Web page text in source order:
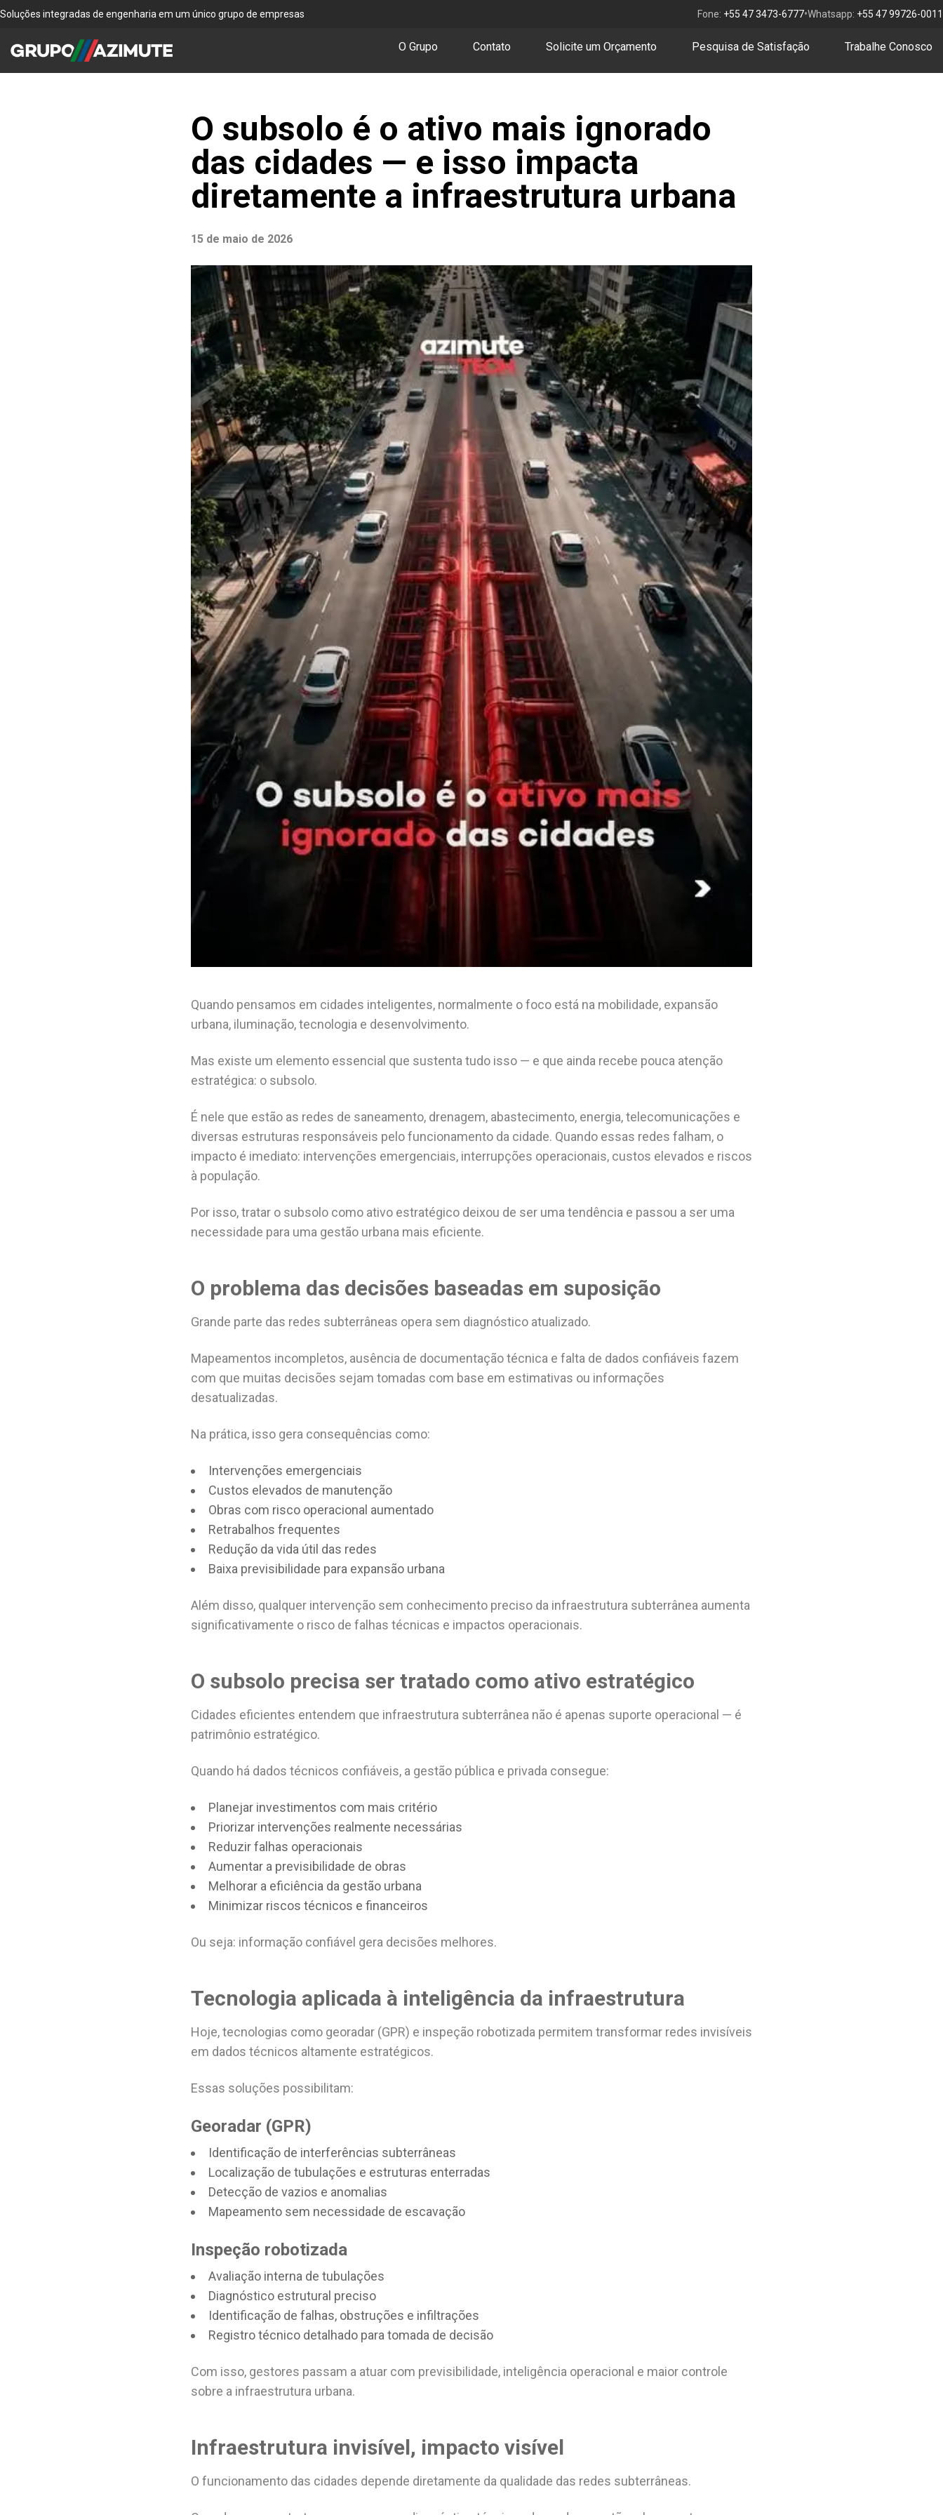
Soluções integradas de engenharia em um único grupo de empresas Fone: +55 47 3473-6777•Whatsapp: +55 47 99726-0011
O Grupo Contato Solicite um Orçamento Pesquisa de Satisfação Trabalhe Conosco
O subsolo é o ativo mais ignorado
das cidades — e isso impacta
diretamente a infraestrutura urbana
15 de maio de 2026
Quando pensamos em cidades inteligentes, normalmente o foco está na mobilidade, expansão
urbana, iluminação, tecnologia e desenvolvimento.
Mas existe um elemento essencial que sustenta tudo isso — e que ainda recebe pouca atenção
estratégica: o subsolo.
É nele que estão as redes de saneamento, drenagem, abastecimento, energia, telecomunicações e
diversas estruturas responsáveis pelo funcionamento da cidade. Quando essas redes falham, o
impacto é imediato: intervenções emergenciais, interrupções operacionais, custos elevados e riscos
à população.
Por isso, tratar o subsolo como ativo estratégico deixou de ser uma tendência e passou a ser uma
necessidade para uma gestão urbana mais eficiente.
O problema das decisões baseadas em suposição
Grande parte das redes subterrâneas opera sem diagnóstico atualizado.
Mapeamentos incompletos, ausência de documentação técnica e falta de dados confiáveis fazem
com que muitas decisões sejam tomadas com base em estimativas ou informações
desatualizadas.
Na prática, isso gera consequências como:
Intervenções emergenciais
Custos elevados de manutenção
Obras com risco operacional aumentado
Retrabalhos frequentes
Redução da vida útil das redes
Baixa previsibilidade para expansão urbana
Além disso, qualquer intervenção sem conhecimento preciso da infraestrutura subterrânea aumenta
significativamente o risco de falhas técnicas e impactos operacionais.
O subsolo precisa ser tratado como ativo estratégico
Cidades eficientes entendem que infraestrutura subterrânea não é apenas suporte operacional — é
patrimônio estratégico.
Quando há dados técnicos confiáveis, a gestão pública e privada consegue:
Planejar investimentos com mais critério
Priorizar intervenções realmente necessárias
Reduzir falhas operacionais
Aumentar a previsibilidade de obras
Melhorar a eficiência da gestão urbana
Minimizar riscos técnicos e financeiros
Ou seja: informação confiável gera decisões melhores.
Tecnologia aplicada à inteligência da infraestrutura
Hoje, tecnologias como georadar (GPR) e inspeção robotizada permitem transformar redes invisíveis
em dados técnicos altamente estratégicos.
Essas soluções possibilitam:
Georadar (GPR)
Identificação de interferências subterrâneas
Localização de tubulações e estruturas enterradas
Detecção de vazios e anomalias
Mapeamento sem necessidade de escavação
Inspeção robotizada
Avaliação interna de tubulações
Diagnóstico estrutural preciso
Identificação de falhas, obstruções e infiltrações
Registro técnico detalhado para tomada de decisão
Com isso, gestores passam a atuar com previsibilidade, inteligência operacional e maior controle
sobre a infraestrutura urbana.
Infraestrutura invisível, impacto visível
O funcionamento das cidades depende diretamente da qualidade das redes subterrâneas.